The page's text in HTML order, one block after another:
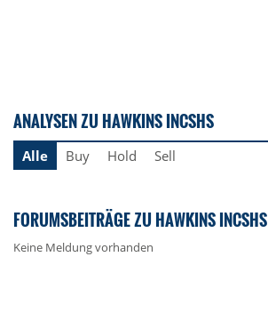
ANALYSEN ZU HAWKINS INCSHS
Alle Buy Hold Sell
FORUMSBEITRÄGE ZU HAWKINS INCSHS
Keine Meldung vorhanden